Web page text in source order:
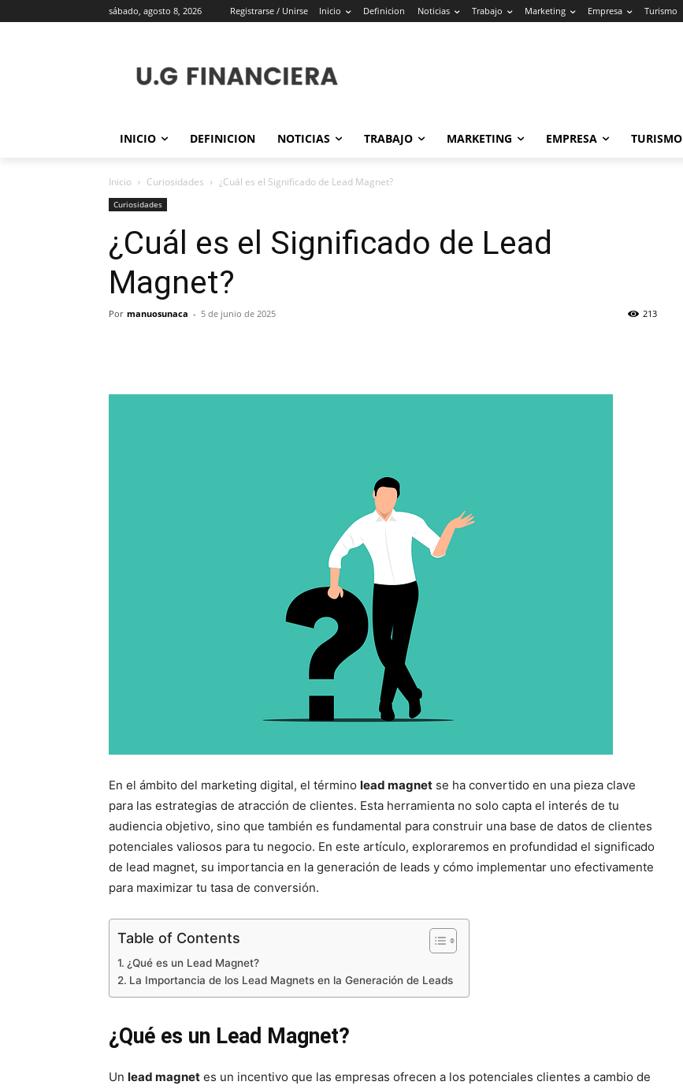
sábado, agosto 8, 2026 Registrarse / Unirse Inicio Definicion Noticias Trabajo Marketing Empresa Turismo
INICIO DEFINICION NOTICIAS TRABAJO MARKETING EMPRESA TURISMO
Inicio Curiosidades ¿Cuál es el Significado de Lead Magnet?
Curiosidades
¿Cuál es el Significado de Lead
Magnet?
Por manuosunaca - 5 de junio de 2025 213
En el ámbito del marketing digital, el término lead magnet se ha convertido en una pieza clave
para las estrategias de atracción de clientes. Esta herramienta no solo capta el interés de tu
audiencia objetivo, sino que también es fundamental para construir una base de datos de clientes
potenciales valiosos para tu negocio. En este artículo, exploraremos en profundidad el significado
de lead magnet, su importancia en la generación de leads y cómo implementar uno efectivamente
para maximizar tu tasa de conversión.
Table of Contents
¿Qué es un Lead Magnet?
La Importancia de los Lead Magnets en la Generación de Leads
¿Qué es un Lead Magnet?
Un lead magnet es un incentivo que las empresas ofrecen a los potenciales clientes a cambio de